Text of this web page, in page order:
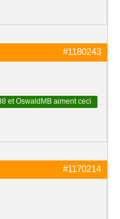
#1180243
etOswaldMB aiment ceci
#1170214